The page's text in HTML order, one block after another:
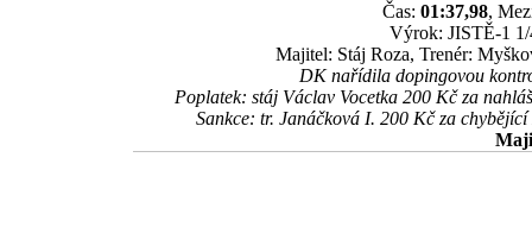
Čas: 01:37,98,
Výrok: JISTĚ-1 1/
Majitel: Stáj Roza, Trenér:
DK nařídila dopingovou
Poplatek: stáj Václav Vocetka 200 Kč za
Sankce: tr. Janáčková I. 200 Kč za